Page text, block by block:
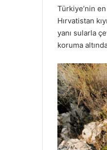
Türkiye’nin
Hırvatistan
yanı sularla
koruma